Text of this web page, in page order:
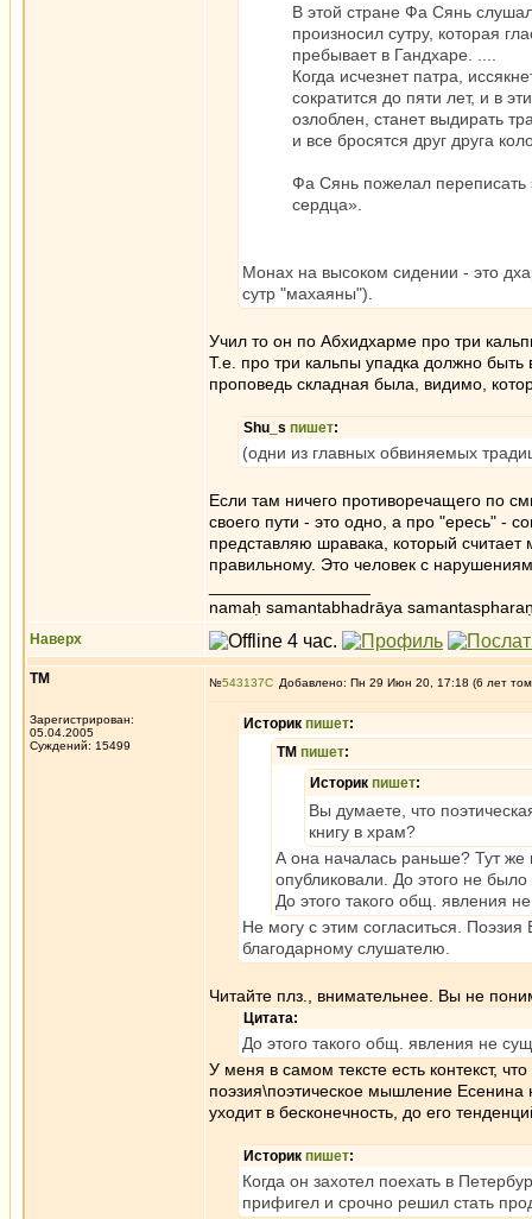
В этой стране Фа Сянь
произносил сутру, которая
пребывает в Гандхаре. ....
Когда исчезнет патра,
сократится до пяти лет, и в
озлоблен, станет выдирать
и все бросятся друг друга
Фа Сянь пожелал переписать
сердца».
Монах на высоком сидении - это
сутр "махаяны").
Учил то он по Абхидхарме про три
Т.е. про три кальпы упадка должно быть
проповедь складная была, видимо,
Shu_s пишет:
(одни из главных обвиняемых
Если там ничего противоречащего по
своего пути - это одно, а про "ересь" -
представляю шравака, который
правильному. Это человек с
namaḥ samantabhadrāya
Наверх
ТМ
Зарегистрирован:
05.04.2005
Суждений: 15499
№543137 Добавлено: Пн 29 Июн 20, 17:18 (6 лет
Историк пишет:
ТМ пишет:
Историк пишет:
Вы думаете, что
книгу в храм?
А она началась раньше? Тут же
опубликовали. До этого не
До этого такого общ. явления
Не могу с этим согласиться.
благодарному слушателю.
Читайте плз., внимательнее. Вы не
Цитата:
До этого такого общ. явления не
У меня в самом тексте есть контекст,
поэзия\поэтическое мышление Есенина
уходит в бесконечность, до его
Историк пишет:
Когда он захотел поехать в
прифигел и срочно решил стать